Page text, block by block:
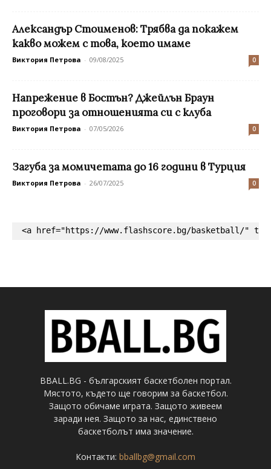
Александър Стоименов: Трябва да покажем
какво можем с това, което имаме
Виктория Петрова - 09/08/2025 0
Напрежение в Бостън? Джейлън Браун
проговори за отношенията си с клуба
Виктория Петрова - 07/05/2026 0
Загуба за момичетата до 16 години в Турция
Виктория Петрова - 26/07/2025 0
<a href="https://www.flashscore.bg/basketball/"
BBALL.BG - българският баскетболен портал.
Мястото, където ще говорим за баскетбол.
Защото обичаме играта. Защото живеем
заради нея. Защото за нас, единствено
баскетболът има значение.
Контакти: bballbg@gmail.com